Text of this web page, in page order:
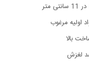
اولیه مرغوب
بالا
لغزش